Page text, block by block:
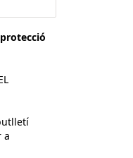
a